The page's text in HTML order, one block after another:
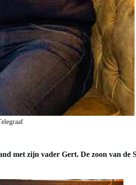
met zijn vader Gert. De zoon van de